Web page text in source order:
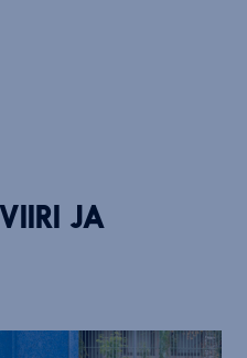
VIIRI JA